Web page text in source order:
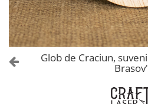
Castelul Peles
Cetatea Alba Carolina
Cetatea de Scaun a Sucevei
Cetatea Oradea
Cani suvenir
Colectia "Orase Medievale"
Colectia Semne de carte Suvenir
Semn de carte suvenir acuarela
Glob de Craciun,